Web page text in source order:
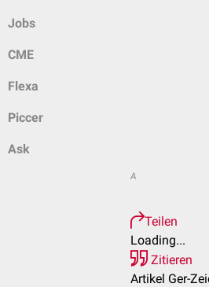
Jobs
CME
Flexa
Piccer
Ask
A
Teilen
Loading...
Zitieren
Artikel Ger-